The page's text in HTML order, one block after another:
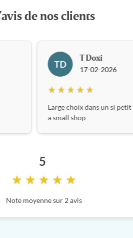
de nos clients
TD
T Doxi
17-02-2026
★ ★ ★ ★ ★
Large choix dans un si
a small shop
5
★ ★ ★ ★ ★
Note moyenne sur 2 avis